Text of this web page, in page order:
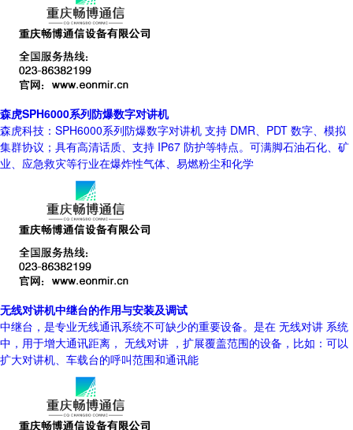
森虎SPH6000系列防爆数字对讲机
森虎科技：SPH6000系列防爆数字对讲机 支持 DMR、PDT 数字、模拟
集群协议；具有高清话质、支持 IP67 防护等特点。可满脚石油石化、矿
业、应急救灾等行业在爆炸性气体、易燃粉尘和化学
无线对讲机中继台的作用与安装及调试
中继台，是专业无线通讯系统不可缺少的重要设备。是在 无线对讲 系统
中，用于增大通讯距离， 无线对讲 ，扩展覆盖范围的设备，比如：可以
扩大对讲机、车载台的呼叫范围和通讯能